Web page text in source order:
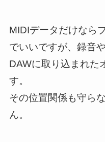
MIDIデータだけなら
でいいですが、録音
DAWに取り込まれた
す。
その位置関係も守ら
ん。